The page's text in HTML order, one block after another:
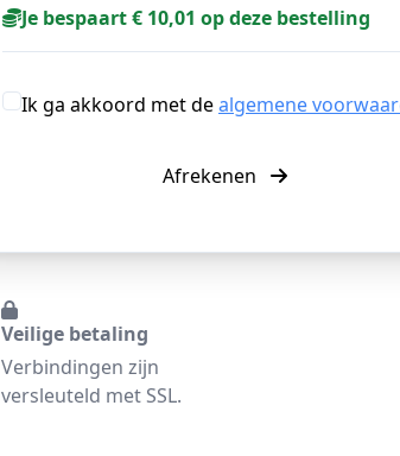
Je bespaart € 10,01 op deze bestelling
Ik ga akkoord met dealgemene
Afrekenen
Veilige betaling
Verbindingen zijn
versleuteld met SSL.